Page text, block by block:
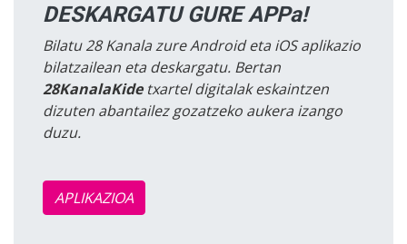
DESKARGATU GURE APPa!
Bilatu 28 Kanala zure Android eta iOS aplikazio
bilatzailean eta deskargatu. Bertan
28KanalaKidetxartel digitalak eskaintzen
dizuten abantailez gozatzeko aukera izango
duzu.
APLIKAZIOA